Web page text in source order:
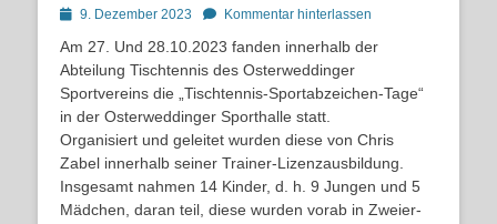
Posted9. Dezember 2023 Kommentar hinterlassen
Am 27. Und 28.10.2023 fanden innerhalb der
Abteilung Tischtennis des Osterweddinger
Sportvereins die „Tischtennis-Sportabzeichen-Tage“
in der Osterweddinger Sporthalle statt.
Organisiert und geleitet wurden diese von Chris
Zabel innerhalb seiner Trainer-Lizenzausbildung.
Insgesamt nahmen 14 Kinder, d. h. 9 Jungen und 5
Mädchen, daran teil, diese wurden vorab in Zweier-